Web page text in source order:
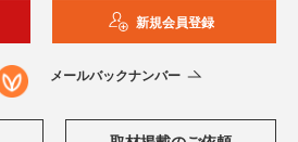
新規会員登録
メールバックナンバー